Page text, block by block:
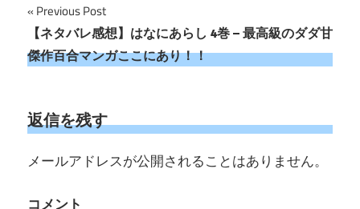
投
稿
ビ
ゲ
ー
シ
Previous Post
【ネタバレ感想】はなにあらし 4巻 – 最高級のダダ甘
傑作百合マンガここにあり！！
返信を残す
メールアドレスが公開されることはありません。
コメント